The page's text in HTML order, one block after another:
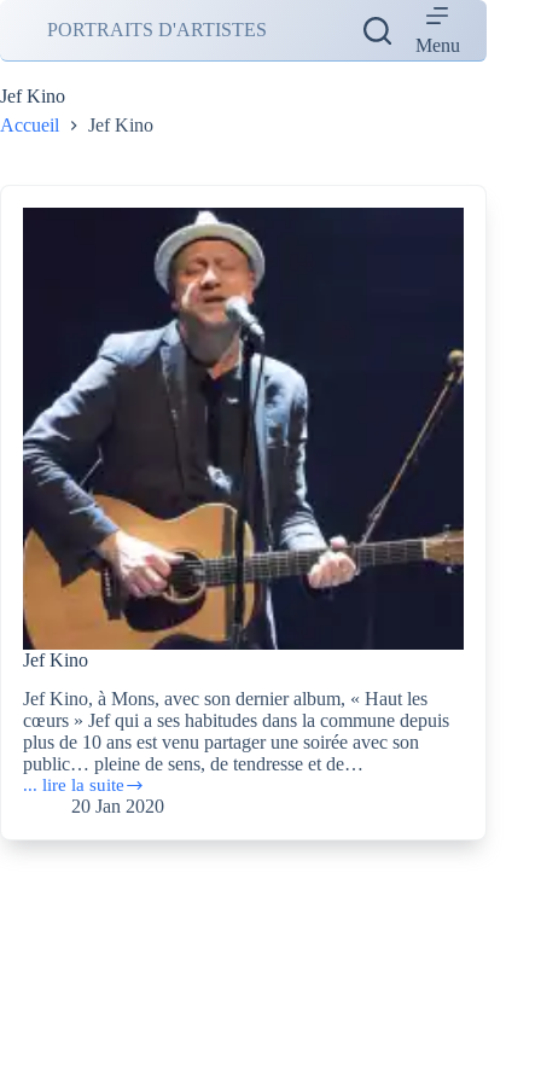
contenu
PORTRAITS D'ARTISTES
Menu
Jef Kino
Accueil
Jef Kino
Jef Kino
Jef Kino, à Mons, avec son dernier album, « Haut les
cœurs » Jef qui a ses habitudes dans la commune depuis
plus de 10 ans est venu partager une soirée avec son
public… pleine de sens, de tendresse et de…
... lire la suite
Jef
20 Jan 2020